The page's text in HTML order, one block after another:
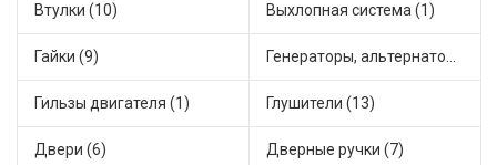
Втулки (10) Выхлопная система (1)
Гайки (9) Генераторы, альтернаторы и комплектующие (43)
Гильзы двигателя (1) Глушители (13)
Двери (6) Дверные ручки (7)